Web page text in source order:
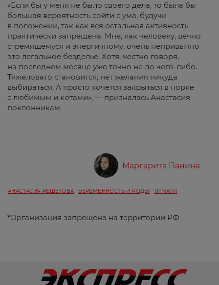
«Если бы у меня не было своего дела, то была бы
большая вероятность сойти с ума, будучи
в положении, так как вся остальная активность
практически запрещена. Мне, как человеку, вечно
стремящемуся и энергичному, очень непривычно
это легальное безделье. Хотя, честно говоря,
на последнем месяце уже точно не до чего-либо.
Тяжеловато становится, нет желания никуда
выбираться. А просто хочется закрыться в норке
с любимым и котами», — призналась Анастасия
поклонникам.
Маргарита Панина
АНАСТАСИЯ РЕШЕТОВА БЕРЕМЕННОСТЬ И РОДЫ ТИМАТИ
*Организация запрещена на территории РФ